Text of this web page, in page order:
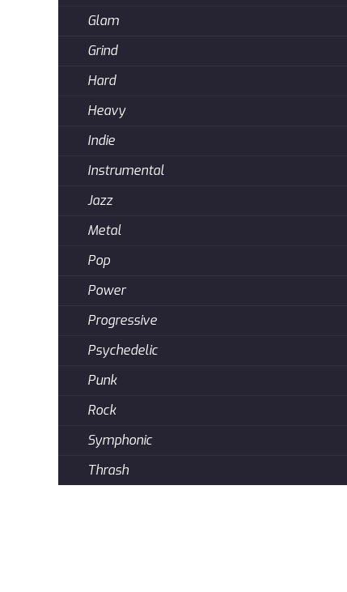
Glam
Grind
Hard
Heavy
Indie
Instrumental
Jazz
Metal
Pop
Power
Progressive
Psychedelic
Punk
Rock
Symphonic
Thrash